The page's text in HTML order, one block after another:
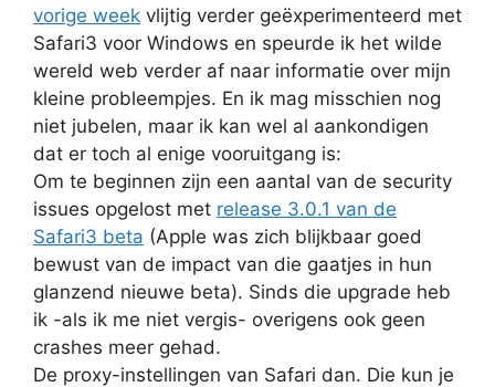
vorige week vlijtig verder geëxperimenteerd met
Safari3 voor Windows en speurde ik het wilde
wereld web verder af naar informatie over mijn
kleine probleempjes. En ik mag misschien nog
niet jubelen, maar ik kan wel al aankondigen
dat er toch al enige vooruitgang is:
Om te beginnen zijn een aantal van de security
issues opgelost met release 3.0.1 van de
Safari3 beta (Apple was zich blijkbaar goed
bewust van de impact van die gaatjes in hun
glanzend nieuwe beta). Sinds die upgrade heb
ik -als ik me niet vergis- overigens ook geen
crashes meer gehad.
De proxy-instellingen van Safari dan. Die kun je